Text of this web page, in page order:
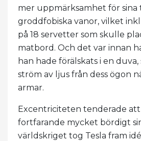
mer uppmärksamhet för sina
groddfobiska vanor, vilket
på 18 servetter som skulle
matbord. Och det var innan
han hade förälskats i en
ström av ljus från dess ögon
armar.
Excentriciteten tenderade
fortfarande mycket bördigt
världskriget tog Tesla fram